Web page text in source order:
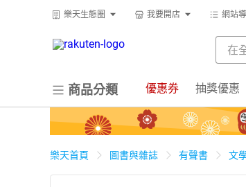
樂天生態圈 我要開店 網站
商品分類 優惠券 抽獎優惠
樂天首頁 圖書與雜誌 有聲書 文